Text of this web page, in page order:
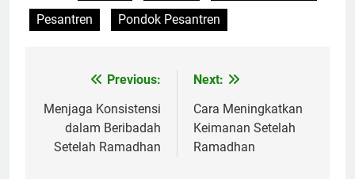
Pesantren
Pondok Pesantren
Navigasi
pos
Previous:
Menjaga Konsistensi
dalam Beribadah
Setelah Ramadhan
Next:
Cara Meningkatkan
Keimanan Setelah
Ramadhan